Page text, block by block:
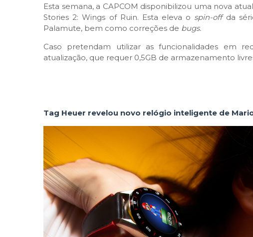
Esta semana, a CAPCOM disponibilizou uma nova
Stories 2: Wings of Ruin. Esta eleva o spin-offda
Palamute, bem como correções de bugs.
Caso pretendam utilizar as funcionalidades em
atualização, que requer 0,5GB de armazenamento
Tag Heuer revelou novo relógio inteligente de